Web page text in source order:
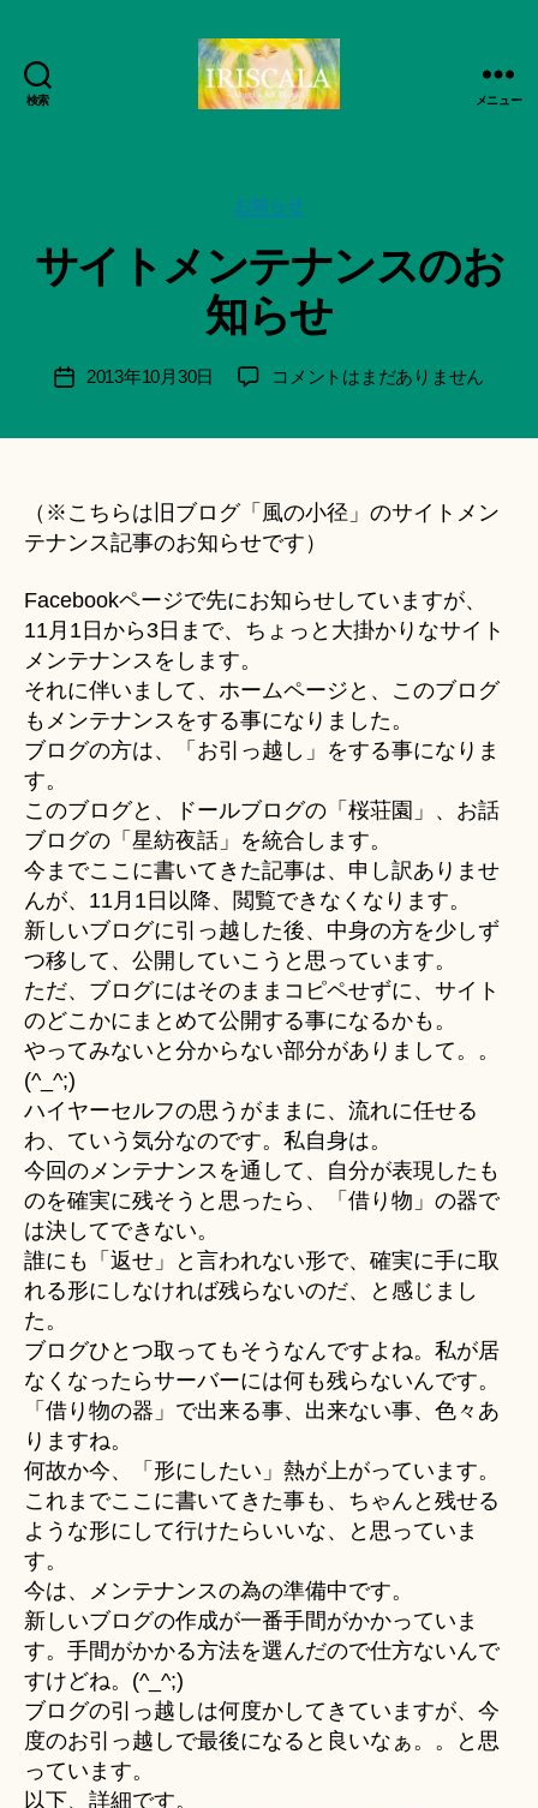
検索
日
活
動
記
録・
品
IRISCALA
メニュー
カ
ゴ
リ
ー
お知らせ
サイトメンテナンスのお
知らせ
投
智
月
＊
a
ts
＊
投
2013年10月30日
サ
テ
ナ
ス
の
お
ら
せ
へ
コメントはまだありません
（※こちらは旧ブログ「風の小径」のサイトメン
テナンス記事のお知らせです）
Facebookページで先にお知らせしていますが、
11月1日から3日まで、ちょっと大掛かりなサイト
メンテナンスをします。
それに伴いまして、ホームページと、このブログ
もメンテナンスをする事になりました。
ブログの方は、「お引っ越し」をする事になりま
す。
このブログと、ドールブログの「桜荘園」、お話
ブログの「星紡夜話」を統合します。
今までここに書いてきた記事は、申し訳ありませ
んが、11月1日以降、閲覧できなくなります。
新しいブログに引っ越した後、中身の方を少しず
つ移して、公開していこうと思っています。
ただ、ブログにはそのままコピペせずに、サイト
のどこかにまとめて公開する事になるかも。
やってみないと分からない部分がありまして。。
(^_^;)
ハイヤーセルフの思うがままに、流れに任せる
わ、ていう気分なのです。私自身は。
今回のメンテナンスを通して、自分が表現したも
のを確実に残そうと思ったら、「借り物」の器で
は決してできない。
誰にも「返せ」と言われない形で、確実に手に取
れる形にしなければ残らないのだ、と感じまし
た。
ブログひとつ取ってもそうなんですよね。私が居
なくなったらサーバーには何も残らないんです。
「借り物の器」で出来る事、出来ない事、色々あ
りますね。
何故か今、「形にしたい」熱が上がっています。
これまでここに書いてきた事も、ちゃんと残せる
ような形にして行けたらいいな、と思っていま
す。
今は、メンテナンスの為の準備中です。
新しいブログの作成が一番手間がかかっていま
す。手間がかかる方法を選んだので仕方ないんで
すけどね。(^_^;)
ブログの引っ越しは何度かしてきていますが、今
度のお引っ越しで最後になると良いなぁ。。と思
っています。
以下、詳細です。